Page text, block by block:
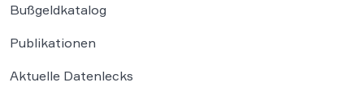
Bußgeldkatalog
Publikationen
Aktuelle Datenlecks